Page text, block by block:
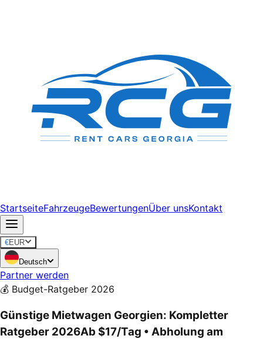
StartseiteFahrzeugeBewertungenÜber unsKontakt
€EUR
Deutsch
Partner werden
💰 Budget-Ratgeber 2026
Günstige Mietwagen Georgien: Kompletter
Ratgeber 2026Ab $17/Tag • Abholung am